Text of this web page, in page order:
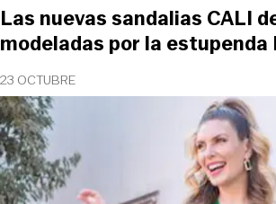
23 OCTUBRE
Las nuevas sandalias CALI
modeladas por la estupenda